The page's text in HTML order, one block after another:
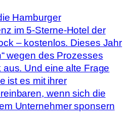
Hamburger
im 5-Sterne-Hotel der
– kostenlos. Dieses Jahr
wegen des Prozesses
Und eine alte Frage
ist es mit ihrer
wenn sich die
Unternehmer sponsern